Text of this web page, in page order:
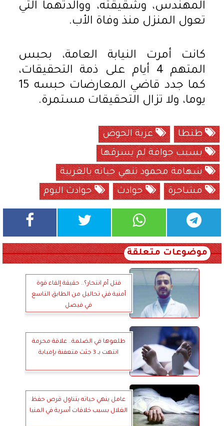
المهندس، وشقيقته، ووالدتهما التي
تعول المنزل منذ وفاة الأب.
كانت أمرت النيابة العامة، بحبس
المتهم 4 أيام على ذمة التحقيقات،
كما جدد قاضي المعارضات حبسه 15
يوما، ولا تزال التحقيقات مستمرة.
طنطا
عزبة الحوض
بسبب جوافة لم يسرقها
شهامة محمود تنهي حياته بالغربية
مشاجرة
حوادث حوادث اليوم
موضوعات متعلقة
قتل أم انتحار؟.. حقيقة إلقاء قوة
أمنية فني تحاليل من الطابق التاسع
في فيصل
طلعوها في الضلمة.. علاقة محرمة
انتهت بـ 3 جثث متعفنة بإمبابة
عامل ينهي حياته بتناول قرص حفظ
الغلال بسبب خلافات أسرية في المنيا